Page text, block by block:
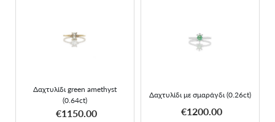
Δαχτυλίδι green amethyst
(0.64ct)
€1150.00
Δαχτυλίδι green amethyst
(0.64ct)
ΑΠΟΚΤΗΣΕ ΤΟ
Δαχτυλίδι με σμαράγδι (0.26ct)
€1200.00
Δαχτυλίδι με σμαράγδι
(0.26ct)
ΑΠΟΚΤΗΣΕ ΤΟ